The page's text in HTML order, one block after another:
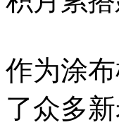
作为涂
了众多